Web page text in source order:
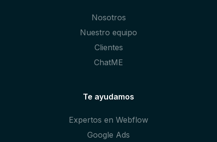
Nosotros
Nuestro equipo
Clientes
ChatME
Te ayudamos
Expertos en Webflow
Google Ads